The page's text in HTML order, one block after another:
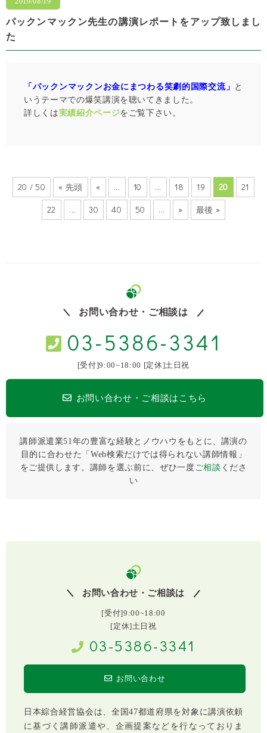
パックンマックン先生の講演レポートをアップ致しまし
た
「パックンマックンお金にまつわる笑劇的国際交流」 と
いうテーマでの爆笑講演を聴いてきました。
詳しくは実績紹介ページをご覧下さい。
20 / 50 « 先頭 « ... 10 ... 18 19 20
21
22
... 30 40 50 ... » 最後 »
お問い合わせ・ご相談は
03-5386-3341
[受付]9:00~18:00 [定休]土日祝
お問い合わせ・ご相談はこちら
講師派遣業51年の豊富な経験とノウハウをもとに、講演の
目的に合わせた「Web検索だけでは得られない講師情報」
をご提供します。講師を選ぶ前に、ぜひ⼀度 ご相談 くださ
い
お問い合わせ・ご相談は
[受付]9:00~18:00
[定休]土日祝
03-5386-3341
お問い合わせ
日本綜合経営協会は、全国47都道府県を対象に講演依頼
に基づく講師派遣や、企画提案などを行なっておりま